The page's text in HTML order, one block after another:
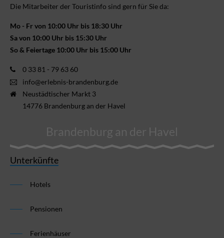
Die Mitarbeiter der Touristinfo sind gern für Sie da:
Mo - Fr von 10:00 Uhr bis 18:30 Uhr
Sa von 10:00 Uhr bis 15:30 Uhr
So & Feiertage 10:00 Uhr bis 15:00 Uhr
0 33 81 - 79 63 60
info@erlebnis-brandenburg.de
Neustädtischer Markt 3
14776 Brandenburg an der Havel
Brandenburg an der Havel
Unterkünfte
Hotels
Pensionen
Ferienhäuser